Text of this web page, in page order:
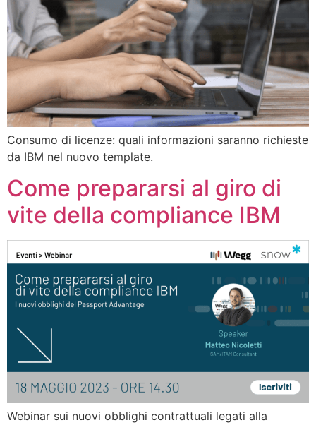
Consumo di licenze: quali informazioni saranno richieste
da IBM nel nuovo template.
Come prepararsi al giro di
vite della compliance IBM
Webinar sui nuovi obblighi contrattuali legati alla